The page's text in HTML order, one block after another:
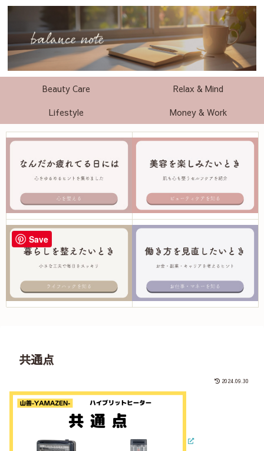
Beauty Care
Relax & Mind
Lifestyle
Money & Work
共通点
2024.09.30
Save